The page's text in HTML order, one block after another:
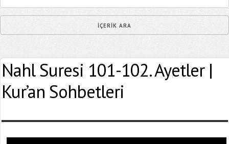
Nahl Suresi 101-102. Ayetler |
Kur’an Sohbetleri
Epostanız (*)
Yaşadığınız Hatanın Ayrıntıları